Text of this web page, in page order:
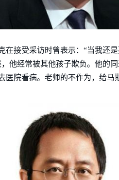
在接受采访时曾表示：“当我还
他经常被其他孩子欺负。他的
院看病。老师的不作为，给马